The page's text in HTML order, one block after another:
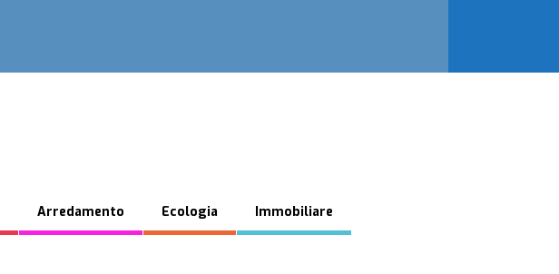
Arredamento Ecologia Immobiliare